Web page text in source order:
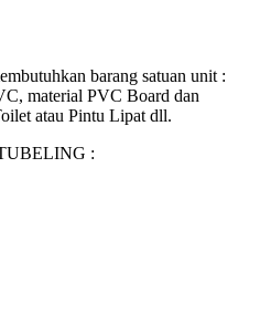
barang satuan unit :
material PVC Board dan
atau Pintu Lipat dll.
: